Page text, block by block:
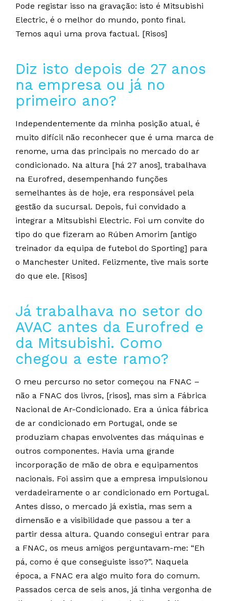
Pode registar isso na gravação: isto é Mitsubishi
Electric, é o melhor do mundo, ponto final.
Temos aqui uma prova factual. [Risos]
Diz isto depois de 27 anos
na empresa ou já no
primeiro ano?
Independentemente da minha posição atual, é
muito difícil não reconhecer que é uma marca de
renome, uma das principais no mercado do ar
condicionado. Na altura [há 27 anos], trabalhava
na Eurofred, desempenhando funções
semelhantes às de hoje, era responsável pela
gestão da sucursal. Depois, fui convidado a
integrar a Mitsubishi Electric. Foi um convite do
tipo do que fizeram ao Rúben Amorim [antigo
treinador da equipa de futebol do Sporting] para
o Manchester United. Felizmente, tive mais sorte
do que ele. [Risos]
Já trabalhava no setor do
AVAC antes da Eurofred e
da Mitsubishi. Como
chegou a este ramo?
O meu percurso no setor começou na FNAC –
não a FNAC dos livros, [risos], mas sim a Fábrica
Nacional de Ar-Condicionado. Era a única fábrica
de ar condicionado em Portugal, onde se
produziam chapas envolventes das máquinas e
outros componentes. Havia uma grande
incorporação de mão de obra e equipamentos
nacionais. Foi assim que a empresa impulsionou
verdadeiramente o ar condicionado em Portugal.
Antes disso, o mercado já existia, mas sem a
dimensão e a visibilidade que passou a ter a
partir dessa altura. Quando consegui entrar para
a FNAC, os meus amigos perguntavam-me: “Eh
pá, como é que conseguiste isso?”. Naquela
época, a FNAC era algo muito fora do comum.
Passados cerca de seis anos, já tinha vergonha de